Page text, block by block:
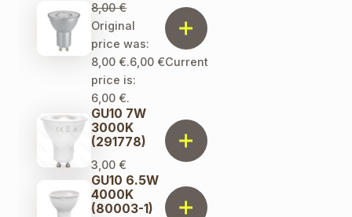
8,00€
Original
price was:
8,00 €.6,00 €Current
price is:
6,00 €.
GU10 7W
3000K
(291778)
3,00 €
GU10 6.5W
4000K
(80003-1)